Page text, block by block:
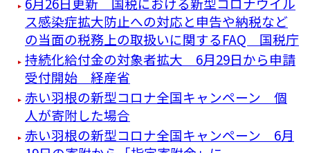
ス感染症拡大防止への対応と申告や納税など
の当面の税務上の取扱いに関するFAQ 国税庁
持続化給付金の対象者拡大 6月29日から申請
受付開始 経産省
赤い羽根の新型コロナ全国キャンペーン 個
人が寄附した場合
赤い羽根の新型コロナ全国キャンペーン 6月